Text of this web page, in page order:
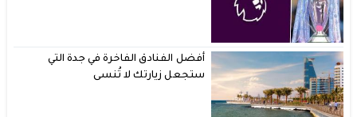
أفضل الفنادق الفاخرة في جدة التي
ستجعل زيارتك لا تُنسى